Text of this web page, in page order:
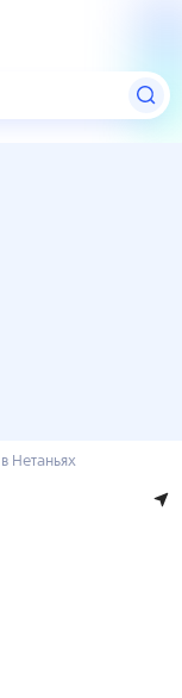
Нетаньях